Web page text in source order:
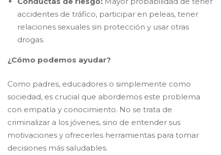
accidentes de tráfico, participar en peleas, tener
relaciones sexuales sin protección y usar otras
drogas.
​¿Cómo podemos ayudar?
​Como padres, educadores o simplemente como
sociedad, es crucial que abordemos este problema
con empatía y conocimiento. No se trata de
criminalizar a los jóvenes, sino de entender sus
motivaciones y ofrecerles herramientas para tomar
decisiones más saludables.